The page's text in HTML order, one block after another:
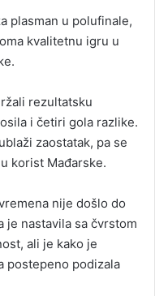
plasman u polufinale,
kvalitetnu igru u
rezultatsku
i četiri gola razlike.
zaostatak, pa se
korist Mađarske.
nije došlo do
je nastavila sa čvrstom
ali je kako je
postepeno podizala